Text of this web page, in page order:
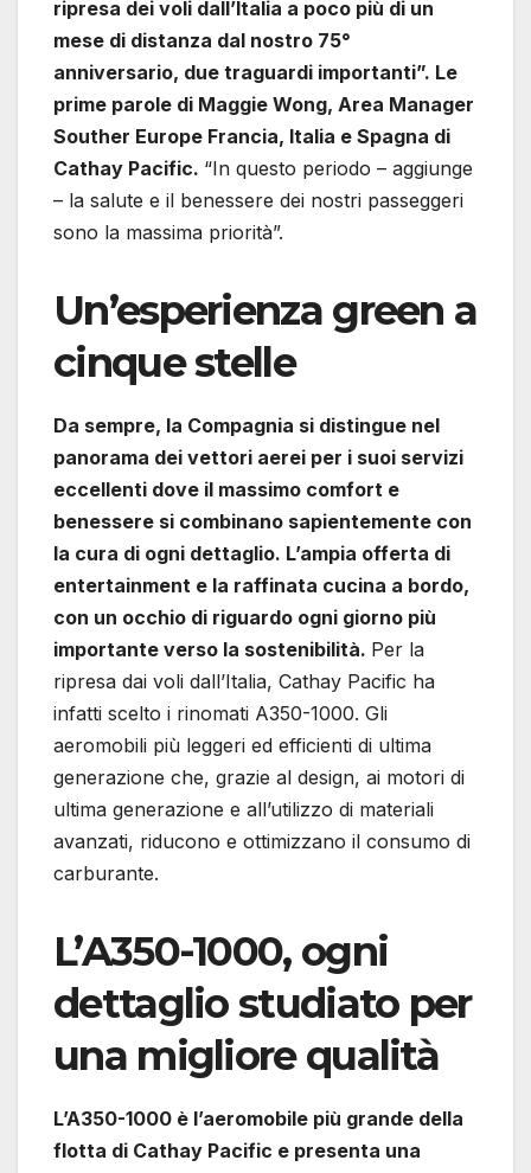
ripresa dei voli dall’Italia a poco più di un
mese di distanza dal nostro 75°
anniversario, due traguardi importanti”. Le
prime parole di Maggie Wong, Area Manager
Souther Europe Francia, Italia e Spagna di
Cathay Pacific. “In questo periodo – aggiunge
– la salute e il benessere dei nostri passeggeri
sono la massima priorità”.
Un’esperienza green a
cinque stelle
Da sempre, la Compagnia si distingue nel
panorama dei vettori aerei per i suoi servizi
eccellenti dove il massimo comfort e
benessere si combinano sapientemente con
la cura di ogni dettaglio. L’ampia offerta di
entertainment e la raffinata cucina a bordo,
con un occhio di riguardo ogni giorno più
importante verso la sostenibilità. Per la
ripresa dai voli dall’Italia, Cathay Pacific ha
infatti scelto i rinomati A350-1000. Gli
aeromobili più leggeri ed efficienti di ultima
generazione che, grazie al design, ai motori di
ultima generazione e all’utilizzo di materiali
avanzati, riducono e ottimizzano il consumo di
carburante.
L’A350-1000, ogni
dettaglio studiato per
una migliore qualità
L’A350-1000 è l’aeromobile più grande della
flotta di Cathay Pacific e presenta una